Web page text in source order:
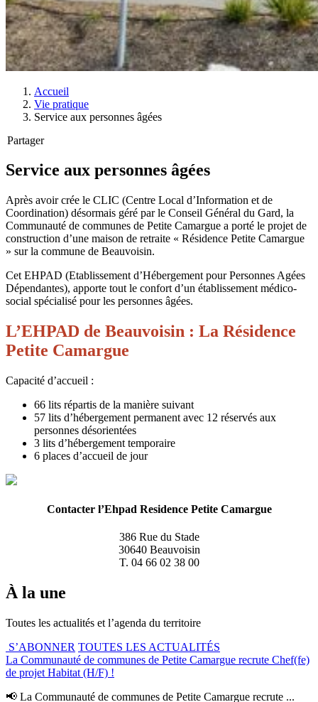
Accueil
Vie pratique
Service aux personnes âgées
Partager
Service aux personnes âgées
Après avoir crée le CLIC (Centre Local d’Information et de
Coordination) désormais géré par le Conseil Général du Gard, la
Communauté de communes de Petite Camargue a porté le projet de
construction d’une maison de retraite « Résidence Petite Camargue
» sur la commune de Beauvoisin.
Cet EHPAD (Etablissement d’Hébergement pour Personnes Agées
Dépendantes), apporte tout le confort d’un établissement médico-
social spécialisé pour les personnes âgées.
L’EHPAD de Beauvoisin : La Résidence
Petite Camargue
Capacité d’accueil :
66 lits répartis de la manière suivant
57 lits d’hébergement permanent avec 12 réservés aux
personnes désorientées
3 lits d’hébergement temporaire
6 places d’accueil de jour
Contacter l’Ehpad Residence Petite Camargue
386 Rue du Stade
30640 Beauvoisin
T. 04 66 02 38 00
À la une
Toutes les actualités et l’agenda du territoire
S’ABONNER TOUTES LES ACTUALITÉS
La Communauté de communes de Petite Camargue recrute Chef(fe)
de projet Habitat (H/F) !
📢 La Communauté de communes de Petite Camargue recrute ...